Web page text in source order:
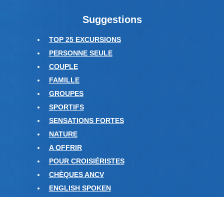
Suggestions
TOP 25 EXCURSIONS
PERSONNE SEULE
COUPLE
FAMILLE
GROUPES
SPORTIFS
SENSATIONS FORTES
NATURE
A OFFRIR
POUR CROISIÉRISTES
CHÈQUES ANCV
ENGLISH SPOKEN